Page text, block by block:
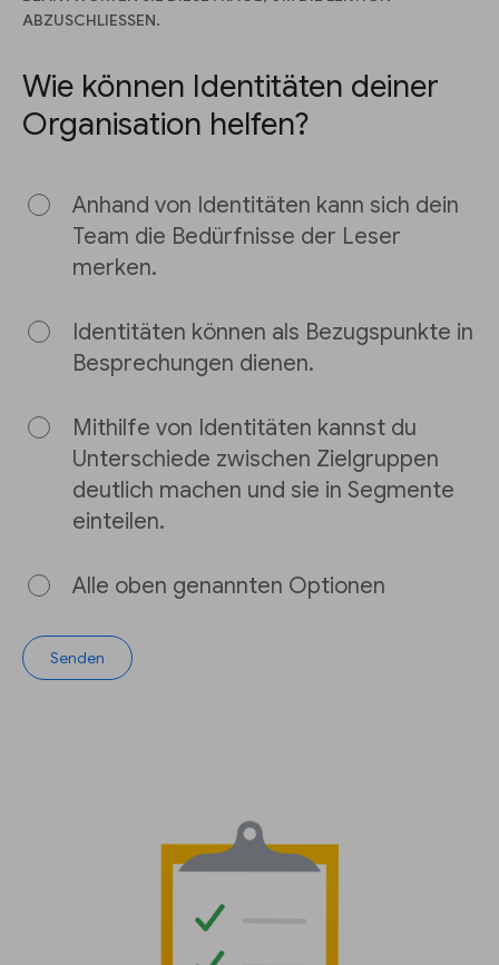
ABZUSCHLIESSEN.
Wie können Identitäten deiner
Organisation helfen?
Anhand von Identitäten kann sich dein
Team die Bedürfnisse der Leser
merken.
Identitäten können als Bezugspunkte in
Besprechungen dienen.
Mithilfe von Identitäten kannst du
Unterschiede zwischen Zielgruppen
deutlich machen und sie in Segmente
einteilen.
Alle oben genannten Optionen
Senden